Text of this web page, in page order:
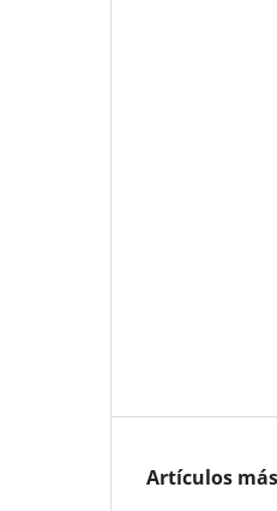
Artículos